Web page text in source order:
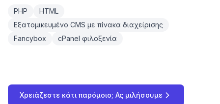
PHP
HTML
Εξατομικευμένο CMS με πίνακα διαχείρισης
Fancybox
cPanel φιλοξενία
Χρειάζεστε κάτι παρόμοιο; Ας μιλήσουμε